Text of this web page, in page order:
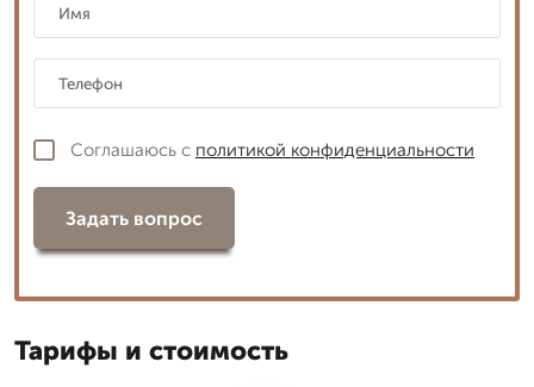
Соглашаюсь с политикой конфиденциальности
Задать вопрос
Тарифы и стоимость